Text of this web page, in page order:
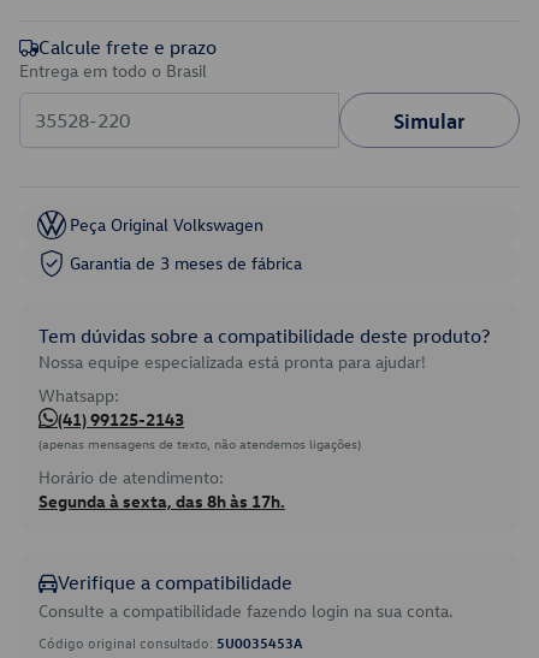
Calcule frete e prazo
Entrega em todo o Brasil
Simular
Peça Original Volkswagen
Garantia de 3 meses de fábrica
Tem dúvidas sobre a compatibilidade deste produto?
Nossa equipe especializada está pronta para ajudar!
Whatsapp:
(41) 99125-2143
(apenas mensagens de texto, não atendemos ligações)
Horário de atendimento:
Segunda à sexta, das 8h às 17h.
Verifique a compatibilidade
Consulte a compatibilidade fazendo login na sua conta.
Código original consultado: 5U0035453A